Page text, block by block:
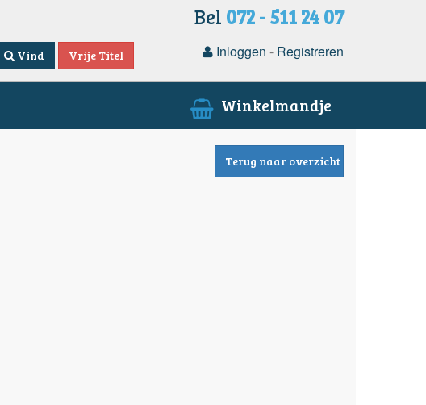
Bel 072 - 511 24 07
Vind Vrije Titel Inloggen - Registreren
Winkelmandje
Terug naar overzicht